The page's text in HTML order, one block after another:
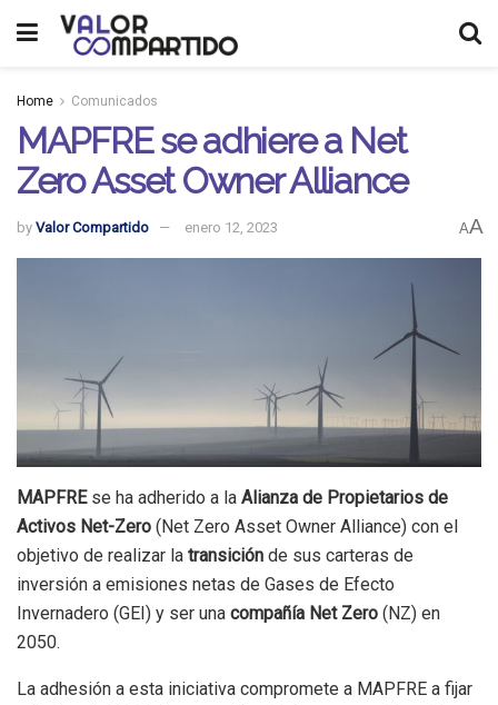
Home Comunicados
MAPFRE se adhiere a Net
Zero Asset Owner Alliance
by Valor Compartido enero 12, 2023 AA
MAPFREse ha adherido a la Alianza de Propietarios de
Activos Net-Zero (Net Zero Asset Owner Alliance) con el
objetivo de realizar la transición de sus carteras de
inversión a emisiones netas de Gases de Efecto
Invernadero (GEI) y ser una compañía Net Zero (NZ) en
2050.
La adhesión a esta iniciativa compromete a MAPFRE a fijar